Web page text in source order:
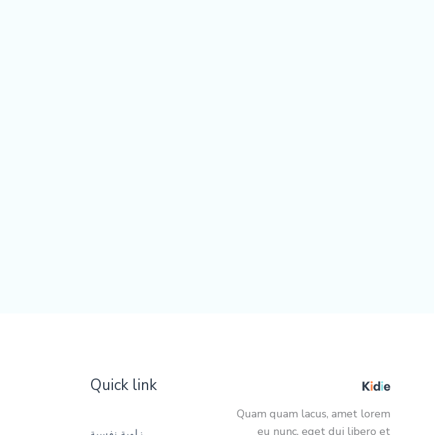
Quam quam lacus, amet lorem
eu nunc, eget dui libero et
Quick link